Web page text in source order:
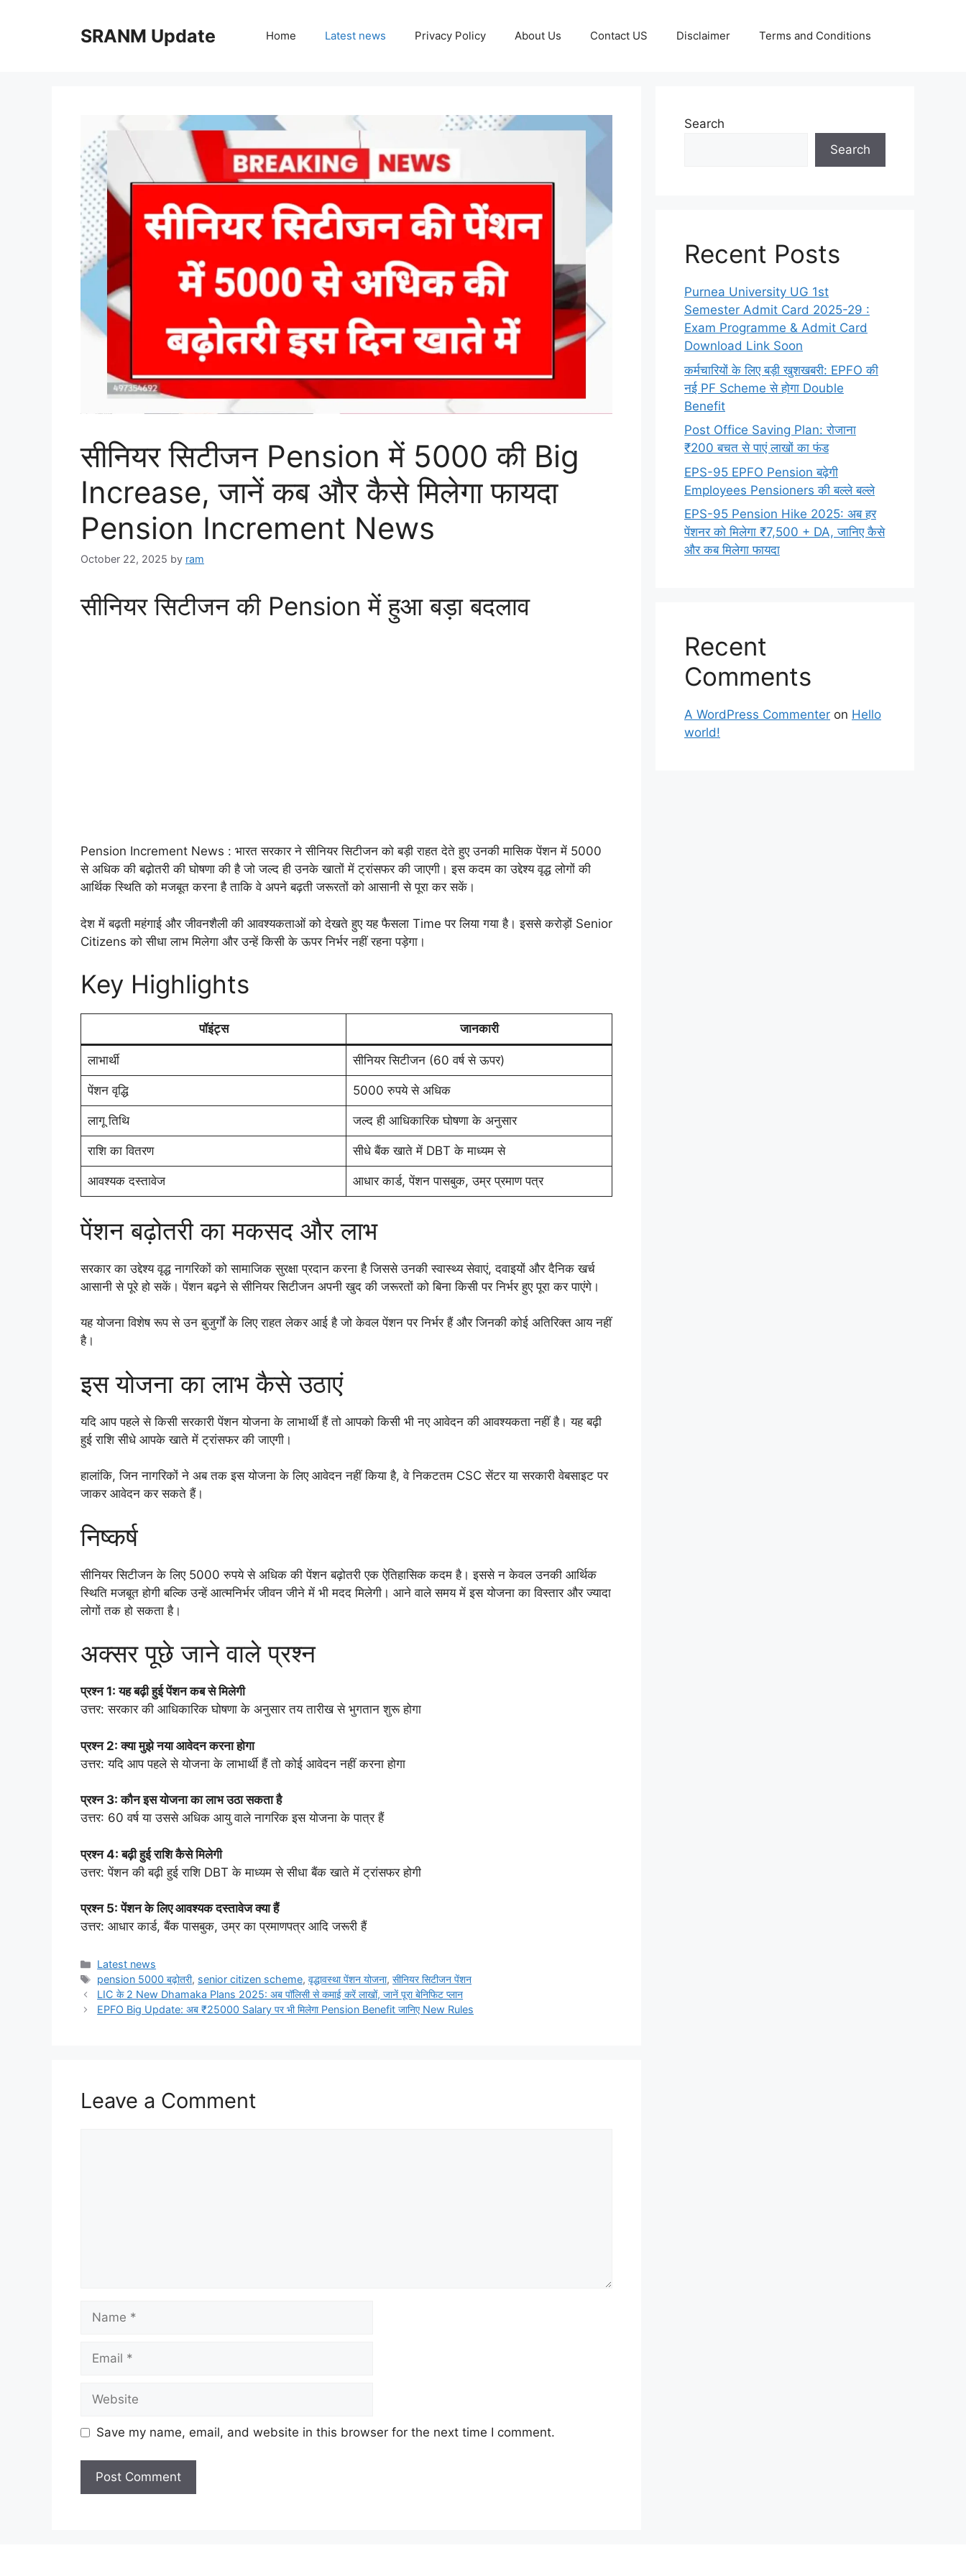
SRANM Update Home Latest news Privacy Policy About Us Contact US Disclaimer Terms and Conditions
सीनियर सिटीजन Pension में 5000 की Big
Increase, जानें कब और कैसे मिलेगा फायदा
Pension Increment News
October 22, 2025 by ram
सीनियर सिटीजन की Pension में हुआ बड़ा बदलाव
Pension Increment News : भारत सरकार ने सीनियर सिटीजन को बड़ी राहत देते हुए उनकी मासिक पेंशन में 5000
से अधिक की बढ़ोतरी की घोषणा की है जो जल्द ही उनके खातों में ट्रांसफर की जाएगी। इस कदम का उद्देश्य वृद्ध लोगों की
आर्थिक स्थिति को मजबूत करना है ताकि वे अपने बढ़ती जरूरतों को आसानी से पूरा कर सकें।
देश में बढ़ती महंगाई और जीवनशैली की आवश्यकताओं को देखते हुए यह फैसला Time पर लिया गया है। इससे करोड़ों Senior
Citizens को सीधा लाभ मिलेगा और उन्हें किसी के ऊपर निर्भर नहीं रहना पड़ेगा।
Key Highlights
पॉइंट्स जानकारी
लाभार्थी सीनियर सिटीजन (60 वर्ष से ऊपर)
पेंशन वृद्धि 5000 रुपये से अधिक
लागू तिथि जल्द ही आधिकारिक घोषणा के अनुसार
राशि का वितरण सीधे बैंक खाते में DBT के माध्यम से
आवश्यक दस्तावेज आधार कार्ड, पेंशन पासबुक, उम्र प्रमाण पत्र
पेंशन बढ़ोतरी का मकसद और लाभ
सरकार का उद्देश्य वृद्ध नागरिकों को सामाजिक सुरक्षा प्रदान करना है जिससे उनकी स्वास्थ्य सेवाएं, दवाइयों और दैनिक खर्च
आसानी से पूरे हो सकें। पेंशन बढ़ने से सीनियर सिटीजन अपनी खुद की जरूरतों को बिना किसी पर निर्भर हुए पूरा कर पाएंगे।
यह योजना विशेष रूप से उन बुजुर्गों के लिए राहत लेकर आई है जो केवल पेंशन पर निर्भर हैं और जिनकी कोई अतिरिक्त आय नहीं
है।
इस योजना का लाभ कैसे उठाएं
यदि आप पहले से किसी सरकारी पेंशन योजना के लाभार्थी हैं तो आपको किसी भी नए आवेदन की आवश्यकता नहीं है। यह बढ़ी
हुई राशि सीधे आपके खाते में ट्रांसफर की जाएगी।
हालांकि, जिन नागरिकों ने अब तक इस योजना के लिए आवेदन नहीं किया है, वे निकटतम CSC सेंटर या सरकारी वेबसाइट पर
जाकर आवेदन कर सकते हैं।
निष्कर्ष
सीनियर सिटीजन के लिए 5000 रुपये से अधिक की पेंशन बढ़ोतरी एक ऐतिहासिक कदम है। इससे न केवल उनकी आर्थिक
स्थिति मजबूत होगी बल्कि उन्हें आत्मनिर्भर जीवन जीने में भी मदद मिलेगी। आने वाले समय में इस योजना का विस्तार और ज्यादा
लोगों तक हो सकता है।
अक्सर पूछे जाने वाले प्रश्न
प्रश्न 1: यह बढ़ी हुई पेंशन कब से मिलेगी
उत्तर: सरकार की आधिकारिक घोषणा के अनुसार तय तारीख से भुगतान शुरू होगा
प्रश्न 2: क्या मुझे नया आवेदन करना होगा
उत्तर: यदि आप पहले से योजना के लाभार्थी हैं तो कोई आवेदन नहीं करना होगा
प्रश्न 3: कौन इस योजना का लाभ उठा सकता है
उत्तर: 60 वर्ष या उससे अधिक आयु वाले नागरिक इस योजना के पात्र हैं
प्रश्न 4: बढ़ी हुई राशि कैसे मिलेगी
उत्तर: पेंशन की बढ़ी हुई राशि DBT के माध्यम से सीधा बैंक खाते में ट्रांसफर होगी
प्रश्न 5: पेंशन के लिए आवश्यक दस्तावेज क्या हैं
उत्तर: आधार कार्ड, बैंक पासबुक, उम्र का प्रमाणपत्र आदि जरूरी हैं
Categories
Latest news
Tags
pension 5000 बढ़ोतरी, senior citizen scheme,वृद्धावस्था पेंशन योजना,सीनियर सिटीजन पेंशन
LIC के 2 New Dhamaka Plans 2025: अब पॉलिसी से कमाई करें लाखों, जानें पूरा बेनिफिट प्लान
EPFO Big Update: अब ₹25000 Salary पर भी मिलेगा Pension Benefit जानिए New Rules
Leave a Comment
Name
Email
Website
Save my name, email, and website in this browser for the next time I comment.
Search
Search
Recent Posts
Purnea University UG 1st
Semester Admit Card 2025-29 :
Exam Programme & Admit Card
Download Link Soon
कर्मचारियों के लिए बड़ी खुशखबरी: EPFO की
नई PF Scheme से होगा Double
Benefit
Post Office Saving Plan: रोजाना
₹200 बचत से पाएं लाखों का फंड
EPS-95 EPFO Pension बढ़ेगी
Employees Pensioners की बल्ले बल्ले
EPS-95 Pension Hike 2025: अब हर
पेंशनर को मिलेगा ₹7,500 + DA, जानिए कैसे
और कब मिलेगा फायदा
Recent
Comments
A WordPress Commenter on Hello
world!